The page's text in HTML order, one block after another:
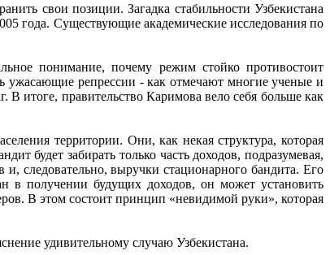
свои позиции. Загадка стабильности Узбекистана
года. Существующие академические исследования по
понимание, почему режим стойко противостоит
ужасающие репрессии - как отмечают многие ученые и
В итоге, правительство Каримова вело себя больше как
территории. Они, как некая структура, которая
будет забирать только часть доходов, подразумевая,
следовательно, выручки стационарного бандита. Его
в получении будущих доходов, он может установить
В этом состоит принцип «невидимой руки», которая
удивительному случаю Узбекистана.